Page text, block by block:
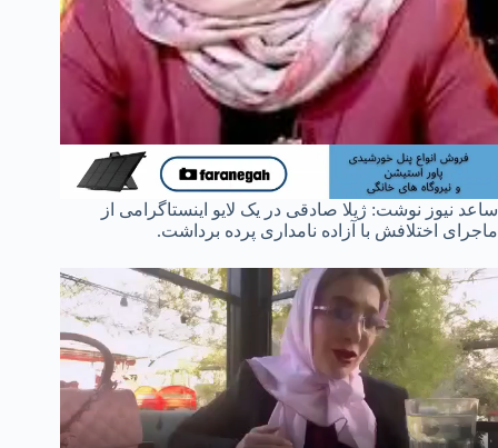
ساعد نیوز نوشت: ژیلا صادقی در یک لایو اینستاگرامی از
ماجرای اختلافش با آزاده نامداری پرده برداشت.